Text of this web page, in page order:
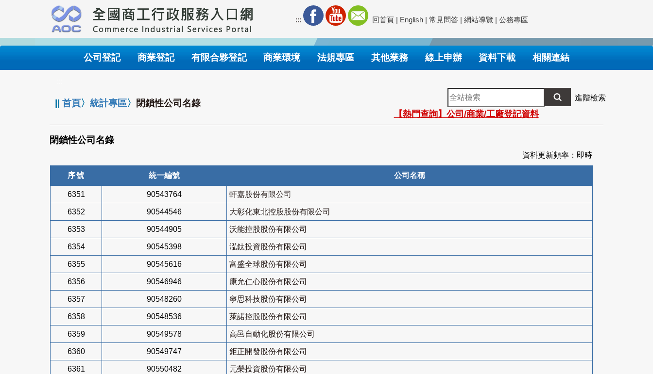
要
內
::: 回首頁 | English | 常見問答 | 網站導覽 | 公務專區
公司登記 商業登記 有限合夥登記 商業環境 法規專區 其他業務 線上申辦 資料下載 相關連結
||首頁〉統計專區〉 閉鎖性公司名錄
全
站
檢
索
進階檢索
【熱門查詢】公司/商業/工廠登記資料
閉鎖性公司名錄
資料更新頻率：即時
序號 統一編號 公司名稱
6351 90543764 軒嘉股份有限公司
6352 90544546 大彰化東北控股股份有限公司
6353 90544905 沃能控股股份有限公司
6354 90545398 泓鈦投資股份有限公司
6355 90545616 富盛全球股份有限公司
6356 90546946 康允仁心股份有限公司
6357 90548260 寧思科技股份有限公司
6358 90548536 萊諾控股股份有限公司
6359 90549578 高邑自動化股份有限公司
6360 90549747 鉅正開發股份有限公司
6361 90550482 元榮投資股份有限公司